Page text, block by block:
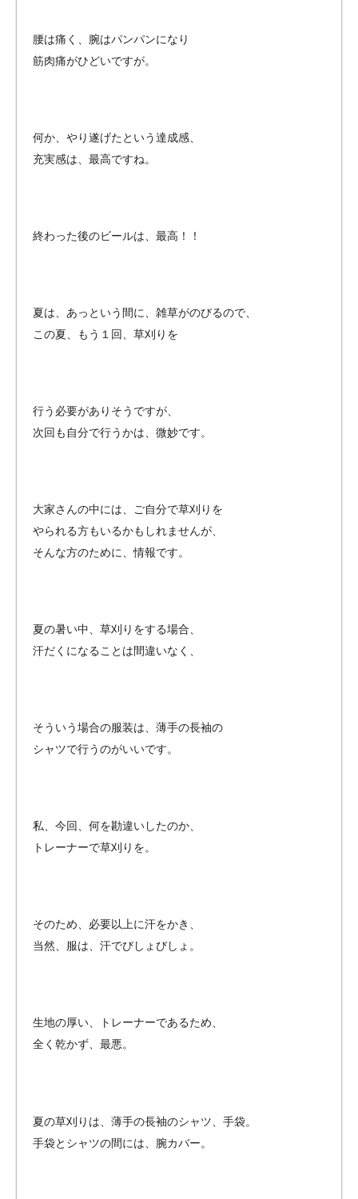
腰は痛く、腕はパンパンになり
筋肉痛がひどいですが。
何か、やり遂げたという達成感、
充実感は、最高ですね。
終わった後のビールは、最高！！
夏は、あっという間に、雑草がのびるので、
この夏、もう１回、草刈りを
行う必要がありそうですが、
次回も自分で行うかは、微妙です。
大家さんの中には、ご自分で草刈りを
やられる方もいるかもしれませんが、
そんな方のために、情報です。
夏の暑い中、草刈りをする場合、
汗だくになることは間違いなく、
そういう場合の服装は、薄手の長袖の
シャツで行うのがいいです。
私、今回、何を勘違いしたのか、
トレーナーで草刈りを。
そのため、必要以上に汗をかき、
当然、服は、汗でびしょびしょ。
生地の厚い、トレーナーであるため、
全く乾かず、最悪。
夏の草刈りは、薄手の長袖のシャツ、手袋。
手袋とシャツの間には、腕カバー。